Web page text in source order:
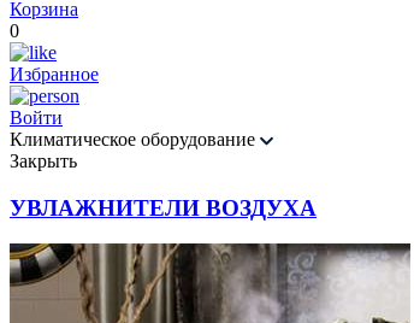
Корзина
0
Избранное
Войти
Климатическое оборудование
Закрыть
УВЛАЖНИТЕЛИ ВОЗДУХА